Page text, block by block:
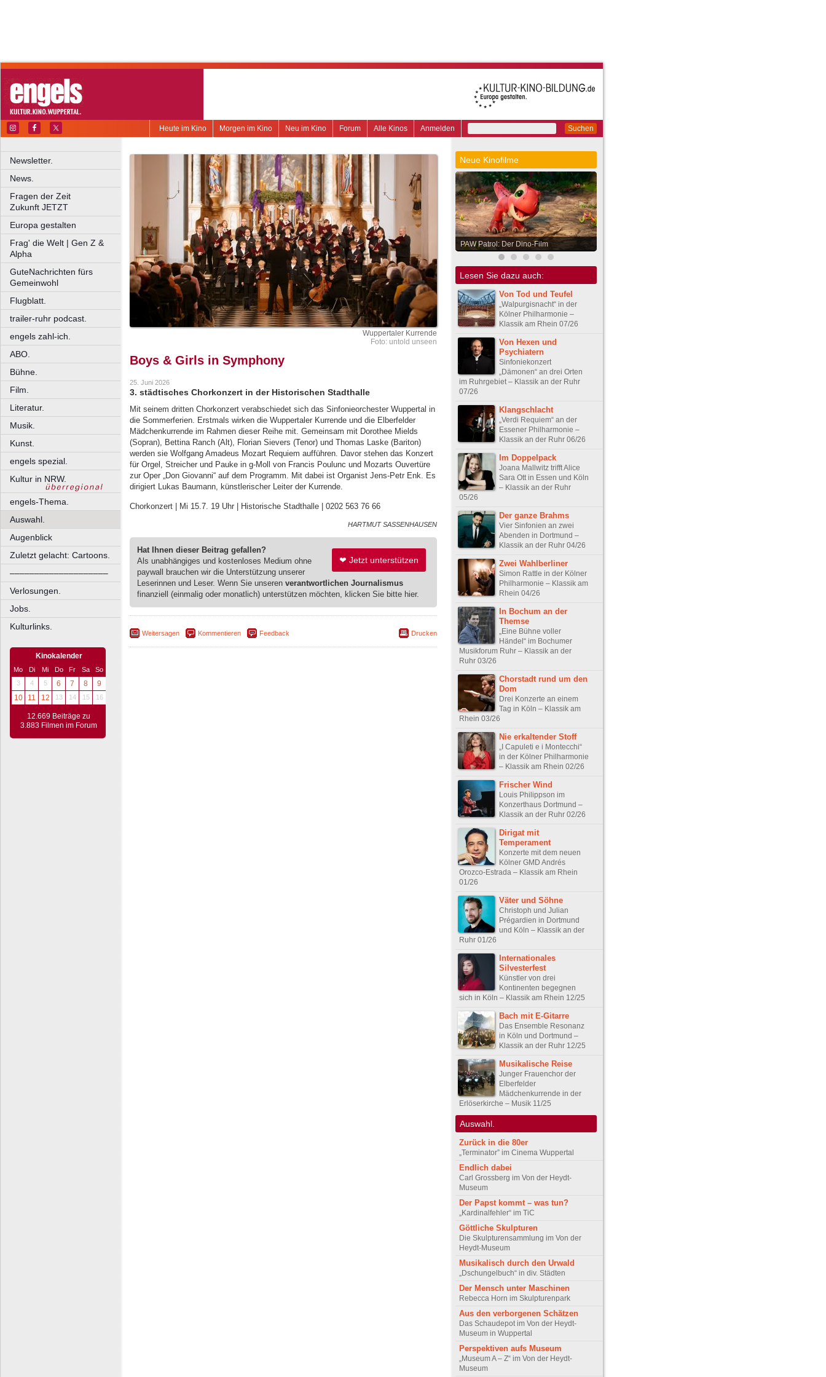
Suchen
Anmelden
Alle Kinos
Forum
Neu im Kino
Morgen im Kino
Heute im Kino
Newsletter.
News.
Fragen der Zeit
Zukunft JETZT
Europa gestalten
Frag' die Welt | Gen Z &
Alpha
GuteNachrichten fürs
Gemeinwohl
Flugblatt.
trailer-ruhr podcast.
engels zahl-ich.
ABO.
Bühne.
Film.
Literatur.
Musik.
Kunst.
engels spezial.
Kultur in NRW.
engels-Thema.
Auswahl.
Augenblick
Zuletzt gelacht: Cartoons.
––––––––––––––––––––
Verlosungen.
Jobs.
Kulturlinks.
Kinokalender
Mo Di Mi Do Fr Sa
So
3
4 5 6 7 8
9
10
11 12 13 14 15 16
12.669 Beiträge zu
3.883 Filmen im Forum
Wuppertaler Kurrende
Foto: untold unseen
Boys & Girls in Symphony
25. Juni 2026
3. städtisches Chorkonzert in der Historischen Stadthalle
Mit seinem dritten Chorkonzert verabschiedet sich das Sinfonieorchester Wuppertal in
die Sommerferien. Erstmals wirken die Wuppertaler Kurrende und die Elberfelder
Mädchenkurrende im Rahmen dieser Reihe mit. Gemeinsam mit Dorothee Mields
(Sopran), Bettina Ranch (Alt), Florian Sievers (Tenor) und Thomas Laske (Bariton)
werden sie Wolfgang Amadeus Mozart Requiem aufführen. Davor stehen das Konzert
für Orgel, Streicher und Pauke in g-Moll von Francis Poulunc und Mozarts Ouvertüre
zur Oper „Don Giovanni“ auf dem Programm. Mit dabei ist Organist Jens-Petr Enk. Es
dirigiert Lukas Baumann, künstlerischer Leiter der Kurrende.
Chorkonzert | Mi 15.7. 19 Uhr | Historische Stadthalle | 0202 563 76 66
HARTMUT SASSENHAUSEN
❤ Jetzt unterstützen
Hat Ihnen dieser Beitrag gefallen?
Als unabhängiges und kostenloses Medium ohne
paywall brauchen wir die Unterstützung unserer
Leserinnen und Leser. Wenn Sie unseren verantwortlichen Journalismus
finanziell (einmalig oder monatlich) unterstützen möchten, klicken Sie bitte hier.
Weitersagen Kommentieren Feedback Drucken
Neue Kinofilme
PAW Patrol: Der Dino-Film
Lesen Sie dazu auch:
Von Tod und Teufel
„Walpurgisnacht“ in der
Kölner Philharmonie –
Klassik am Rhein 07/26
Von Hexen und
Psychiatern
Sinfoniekonzert
„Dämonen“ an drei Orten
im Ruhrgebiet – Klassik an der Ruhr
07/26
Klangschlacht
„Verdi Requiem“ an der
Essener Philharmonie –
Klassik an der Ruhr 06/26
Im Doppelpack
Joana Mallwitz trifft Alice
Sara Ott in Essen und Köln
– Klassik an der Ruhr
05/26
Der ganze Brahms
Vier Sinfonien an zwei
Abenden in Dortmund –
Klassik an der Ruhr 04/26
Zwei Wahlberliner
Simon Rattle in der Kölner
Philharmonie – Klassik am
Rhein 04/26
In Bochum an der
Themse
„Eine Bühne voller
Händel“ im Bochumer
Musikforum Ruhr – Klassik an der
Ruhr 03/26
Chorstadt rund um den
Dom
Drei Konzerte an einem
Tag in Köln – Klassik am
Rhein 03/26
Nie erkaltender Stoff
„I Capuleti e i Montecchi“
in der Kölner Philharmonie
– Klassik am Rhein 02/26
Frischer Wind
Louis Philippson im
Konzerthaus Dortmund –
Klassik an der Ruhr 02/26
Dirigat mit
Temperament
Konzerte mit dem neuen
Kölner GMD Andrés
Orozco-Estrada – Klassik am Rhein
01/26
Väter und Söhne
Christoph und Julian
Prégardien in Dortmund
und Köln – Klassik an der
Ruhr 01/26
Internationales
Silvesterfest
Künstler von drei
Kontinenten begegnen
sich in Köln – Klassik am Rhein 12/25
Bach mit E-Gitarre
Das Ensemble Resonanz
in Köln und Dortmund –
Klassik an der Ruhr 12/25
Musikalische Reise
Junger Frauenchor der
Elberfelder
Mädchenkurrende in der
Erlöserkirche – Musik 11/25
Auswahl.
Zurück in die 80er
„Terminator” im Cinema Wuppertal
Endlich dabei
Carl Grossberg im Von der Heydt-
Museum
Der Papst kommt – was tun?
„Kardinalfehler“ im TiC
Göttliche Skulpturen
Die Skulpturensammlung im Von der
Heydt-Museum
Musikalisch durch den Urwald
„Dschungelbuch“ in div. Städten
Der Mensch unter Maschinen
Rebecca Horn im Skulpturenpark
Aus den verborgenen Schätzen
Das Schaudepot im Von der Heydt-
Museum in Wuppertal
Perspektiven aufs Museum
„Museum A – Z“ im Von der Heydt-
Museum